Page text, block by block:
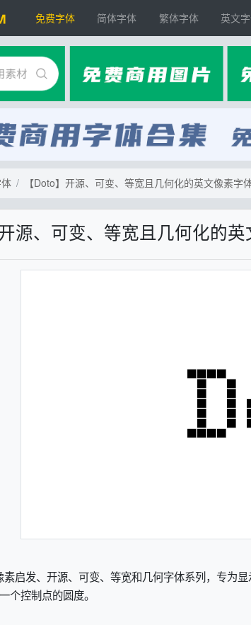
免费字体 简体字体 繁体字体 英文
【Doto】开源、可变、等宽且几何化的英文像素字
开源、可变、等宽且几何化的
启发、开源、可变、等宽和几何字体系列，专为
个控制点的圆度。